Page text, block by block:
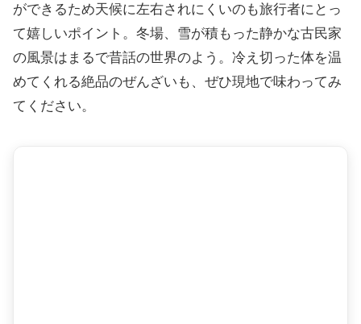
ができるため天候に左右されにくいのも旅行者にとっ
て嬉しいポイント。冬場、雪が積もった静かな古民家
の風景はまるで昔話の世界のよう。冷え切った体を温
めてくれる絶品のぜんざいも、ぜひ現地で味わってみ
てください。